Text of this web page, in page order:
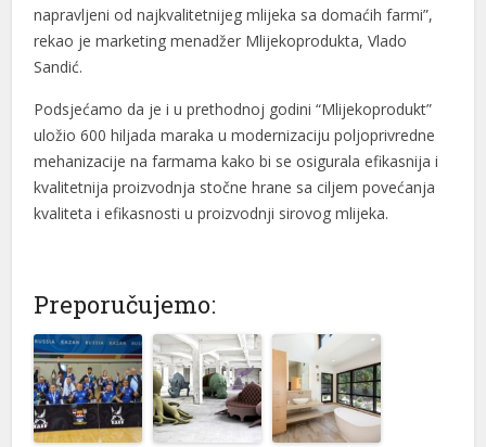
napravljeni od najkvalitetnijeg mlijeka sa domaćih farmi”,
rekao je marketing menadžer Mlijekoprodukta, Vlado
Sandić.
Podsjećamo da je i u prethodnoj godini “Mlijekoprodukt”
uložio 600 hiljada maraka u modernizaciju poljoprivredne
mehanizacije na farmama kako bi se osigurala efikasnija i
kvalitetnija proizvodnja stočne hrane sa ciljem povećanja
kvaliteta i efikasnosti u proizvodnji sirovog mlijeka.
Preporučujemo: